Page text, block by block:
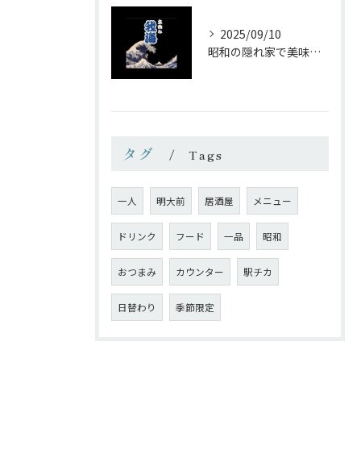
2025/09/10
昭和の隠れ家で美味しい一杯を
タグ Tags
一人 明大前 居酒屋 メニュー
ドリンク フード 一品 昭和
おつまみ カウンター 駅チカ
日替わり 季節限定